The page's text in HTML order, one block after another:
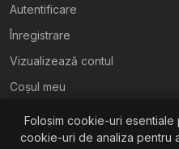
Autentificare
Înregistrare
Vizualizează contul
Coșul meu
Ajutor
Folosim cookie-uri
cookie-uri de analiza pentru